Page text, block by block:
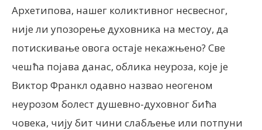
Архетипова, нашег коликтивног несвесног,
није ли упозорење духовника на местоу, да
потискивање овога остаје некажњено? Све
чешћа појава данас, облика неуроза, које је
Виктор Франкл одавно назвао неогеном
неурозом болест душевно-духовног бића
човека, чију бит чини слабљење или потпуни